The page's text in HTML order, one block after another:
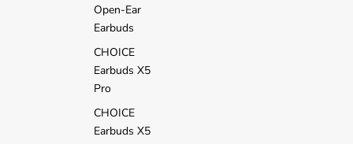
Open-Ear
Earbuds
CHOICE
Earbuds X5
Pro
CHOICE
Earbuds X5